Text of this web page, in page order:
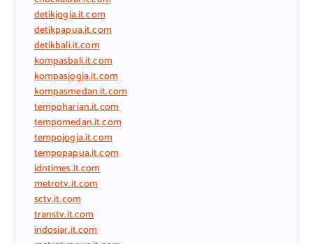
detikjogja.it.com
detikpapua.it.com
detikbali.it.com
kompasbali.it.com
kompasjogja.it.com
kompasmedan.it.com
tempoharian.it.com
tempomedan.it.com
tempojogja.it.com
tempopapua.it.com
idntimes.it.com
metrotv.it.com
sctv.it.com
transtv.it.com
indosiar.it.com